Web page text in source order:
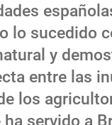
lo sucedido
y
entre las
los